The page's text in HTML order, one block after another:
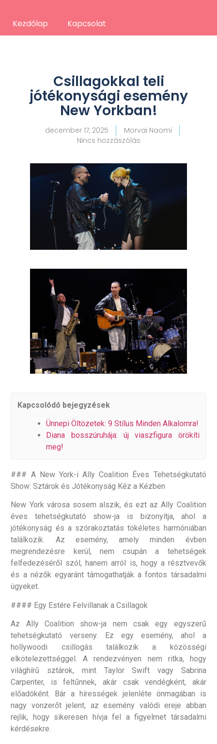
Kezdőlap Kapcsolat
Csillagokkal teli
jótékonysági esemény
New Yorkban!
december 17, 2025
Morvai Naomi
Nincs hozzászólás
Kapcsolódó bejegyzések
Ünnepi Öltözetek: 9 Stílus Minden Alkalomra!
Diana bosszúruhája: új viaszfigura örökíti
meg!
### A New York-i Ally Coalition Éves Tehetségkutató
Show: Sztárok és Jótékonyság Kéz a Kézben
New York városa sosem alszik, és ezt az Ally Coalition
éves tehetségkutató show-ja is bizonyítja, ahol a
jótékonyság és a szórakoztatás tökéletes harmóniában
találkozik. Az esemény, amely minden évben
megrendezésre kerül, nem csupán a tehetségek
felfedezéséről szól, hanem arról is, hogy a résztvevők
és a nézők egyaránt támogathatják a fontos társadalmi
ügyeket.
#### Egy Estére Felvillanak a Csillagok
Az Ally Coalition show-ja nem csak egy egyszerű
tehetségkutató verseny. Ez egy esemény, ahol a
hollywoodi csillogás találkozik a közösségi
elkötelezettséggel. A rendezvényen nem ritka, hogy
világhírű sztárok, mint Taylor Swift vagy Sabrina
Carpenter, is feltűnnek, akár csak vendégként, akár
előadóként. Bár a hírességek jelenléte önmagában is
nagy vonzerőt jelent, az esemény valódi ereje abban
rejlik, hogy sikeresen hívja fel a figyelmet társadalmi
kérdésekre.